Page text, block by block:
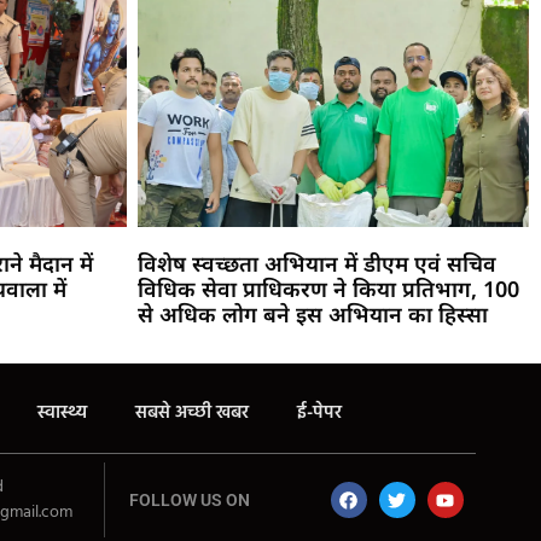
मैदान में
में
विशेष स्वच्छता अभियान में डीएम एवं सचिव
विधिक सेवा प्राधिकरण ने किया प्रतिभाग, 100
से अधिक लोग बने इस अभियान का हिस्सा
स्वास्थ्य सबसे अच्छी खबर ई-पेपर
FOLLOW US ON